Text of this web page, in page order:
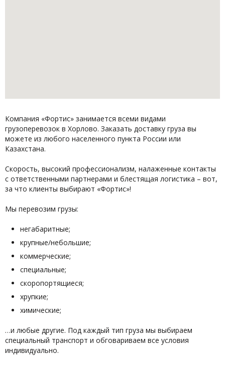
Компания «Фортис» занимается всеми видами
грузоперевозок в Хорлово. Заказать доставку груза вы
можете из любого населенного пункта России или
Казахстана.
Скорость, высокий профессионализм, налаженные контакты
с ответственными партнерами и блестящая логистика – вот,
за что клиенты выбирают «Фортис»!
Мы перевозим грузы:
негабаритные;
крупные/небольшие;
коммерческие;
специальные;
скоропортящиеся;
хрупкие;
химические;
…и любые другие. Под каждый тип груза мы выбираем
специальный транспорт и обговариваем все условия
индивидуально.